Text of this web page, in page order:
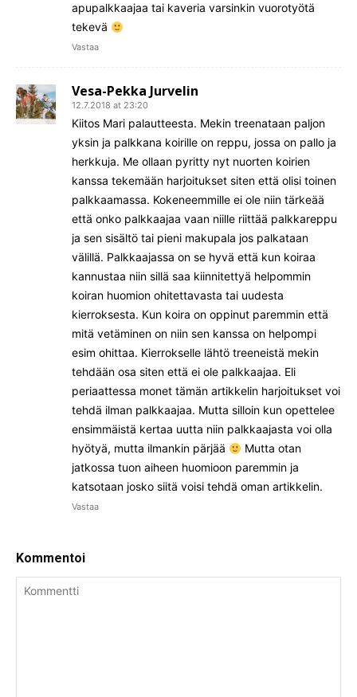
apupalkkaajaa tai kaveria varsinkin vuorotyötä
tekevä
Vastaa
Vesa-Pekka Jurvelin
12.7.2018 at 23:20
Kiitos Mari palautteesta. Mekin treenataan paljon
yksin ja palkkana koirille on reppu, jossa on pallo ja
herkkuja. Me ollaan pyritty nyt nuorten koirien
kanssa tekemään harjoitukset siten että olisi toinen
palkkaamassa. Kokeneemmille ei ole niin tärkeää
että onko palkkaajaa vaan niille riittää palkkareppu
ja sen sisältö tai pieni makupala jos palkataan
välillä. Palkkaajassa on se hyvä että kun koiraa
kannustaa niin sillä saa kiinnitettyä helpommin
koiran huomion ohitettavasta tai uudesta
kierroksesta. Kun koira on oppinut paremmin että
mitä vetäminen on niin sen kanssa on helpompi
esim ohittaa. Kierrokselle lähtö treeneistä mekin
tehdään osa siten että ei ole palkkaajaa. Eli
periaattessa monet tämän artikkelin harjoitukset voi
tehdä ilman palkkaajaa. Mutta silloin kun opettelee
ensimmäistä kertaa uutta niin palkkaajasta voi olla
hyötyä, mutta ilmankin pärjää
Mutta otan
jatkossa tuon aiheen huomioon paremmin ja
katsotaan josko siitä voisi tehdä oman artikkelin.
Vastaa
Kommentoi